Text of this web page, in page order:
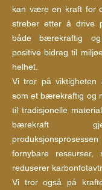
kan være en kraft for
streber etter å drive
både bærekraftig
positive bidrag til
helhet.
Vi tror på viktigheten
som et bærekraftig og
til tradisjonelle
bærekraft
fornybare ressurser,
reduserer
Vi tror også på